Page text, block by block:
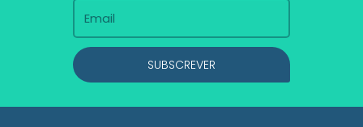
SUBSCREVER